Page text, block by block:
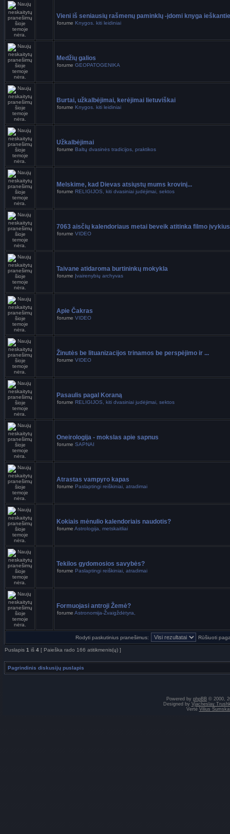
Vieni iš seniausių rašmenų paminklų -įdomi knyga
forume Knygos. kiti leidiniai
Medžių galios
forume GEOPATOGENIKA
Burtai, užkalbėjimai, kerėjimai lietuviškai
forume Knygos. kiti leidiniai
Užkalbėjimai
forume Baltų dvasinės tradicijos, praktikos
Melskime, kad Dievas atsiųstų mums krovinį...
forume RELIGIJOS, kiti dvasiniai judėjimai, sektos
7063 aisčių kalendoriaus metai beveik atitinka filmo įvykius
forume VIDEO
Taivane atidaroma burtininkų mokykla
forume Įvairenybių archyvas
Apie Čakras
forume VIDEO
Žinutės be lituanizacijos trinamos be perspėjimo ir ...
forume VIDEO
Pasaulis pagal Koraną
forume RELIGIJOS, kiti dvasiniai judėjimai, sektos
Oneirologija - mokslas apie sapnus
forume SAPNAI
Atrastas vampyro kapas
forume Paslaptingi reiškiniai, atradimai
Kokiais mėnulio kalendoriais naudotis?
forume Astrologija, metskaitliai
Tekilos gydomosios savybės?
forume Paslaptingi reiškiniai, atradimai
Formuojasi antroji Žemė?
forume Astronomija-Žvaigždėtyra,
Rodyti paskutinius pranešimus: Rūšiuoti
Puslapis 1 iš 4 [ Paieška rado 166 atitikmenis(ų) ]
Pagrindinis diskusijų puslapis
Powered by phpBB © 2000,
Designed by Vjacheslav
Vertė Vilius